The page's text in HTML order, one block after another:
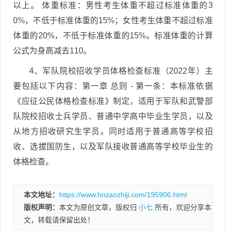
以上。 体重标准：男性考生体重不超过标准体重的3
0%，不低于标准体重的15%；女性考生体重不超过标准
体重的20%，不低于标准体重的15%。标准体重的计算
公式为身高减去110。
4、军队院校招收学员体格检查标准（2022年）主
要包括以下内容：第一章 总则 - 第一条：本标准依据
《应征公民体格检查标准》制定，适用于军队和武警部
队院校招收士兵学员、普通中学高中毕业生学员，以及
从地方招收研究生学员。同时适用于普通高等学校招
收、选拔国防生，以及军队接收普通高等学校毕业生的
体格检查。
本文地址： https://www.hnzaozhiji.com/195906.html
版权声明： 本文为原创文章，版权归 小七 所有，欢迎分享本
文，转载请保留出处！